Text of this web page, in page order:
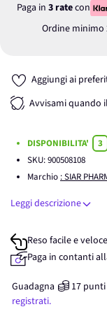
Paga in 3 ratecon
Ordine minimo
Aggiungi ai
Avvisami quando
DISPONIBILITA'
3
SKU:900508108
Marchio : SIAR
Leggi descrizione
Reso facile e veloce
Paga in contanti
Guadagna 17 punti
registrati.